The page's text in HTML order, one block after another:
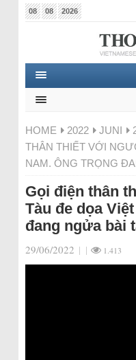
08 08 2026
HOME 2022 JUNI
THÂN THIẾT VỚI
NAM. ÔNG TRỌNG
Gọi điện thân
Tàu đe dọa
đang ngửa bài
29/06/2022 | | 1.413